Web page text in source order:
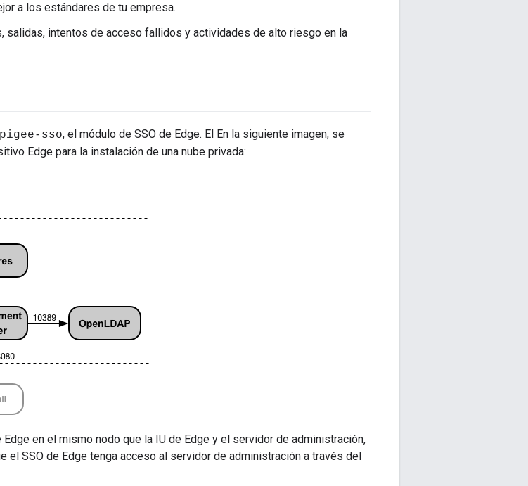
a los estándares de tu empresa.
salidas, intentos de acceso fallidos y actividades de alto riesgo en la
sso, el módulo de SSO de Edge. El En la siguiente imagen, se
Edge para la instalación de una nube privada:
en el mismo nodo que la IU de Edge y el servidor de administración,
el SSO de Edge tenga acceso al servidor de administración a través del